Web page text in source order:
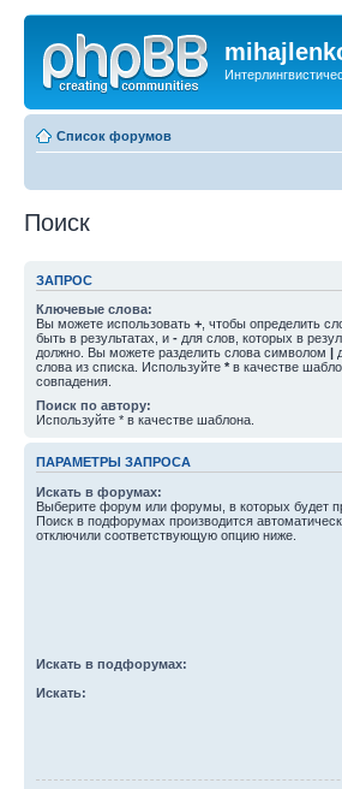
Список форумов
Поиск
ЗАПРОС
Ключевые слова:
Вы можете использовать + , чтобы определить
быть в результатах, и - для слов, которых в
должно. Вы можете разделить слова символом |
слова из списка. Используйте * в качестве
совпадения.
Поиск по автору:
Используйте * в качестве шаблона.
ПАРАМЕТРЫ ЗАПРОСА
Искать в форумах:
Выберите форум или форумы, в которых будет
Поиск в подфорумах производится
отключили соответствующую опцию ниже.
Искать в подфорумах:
Искать: